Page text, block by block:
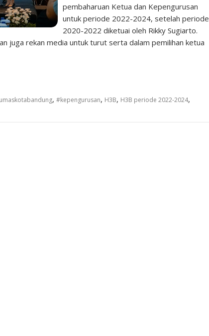
pembaharuan Ketua dan Kepengurusan
untuk periode 2022-2024, setelah periode
2020-2022 diketuai oleh Rikky Sugiarto.
juga rekan media untuk turut serta dalam pemilihan ketua
, #kepengurusan, H3B, H3B periode 2022-2024,